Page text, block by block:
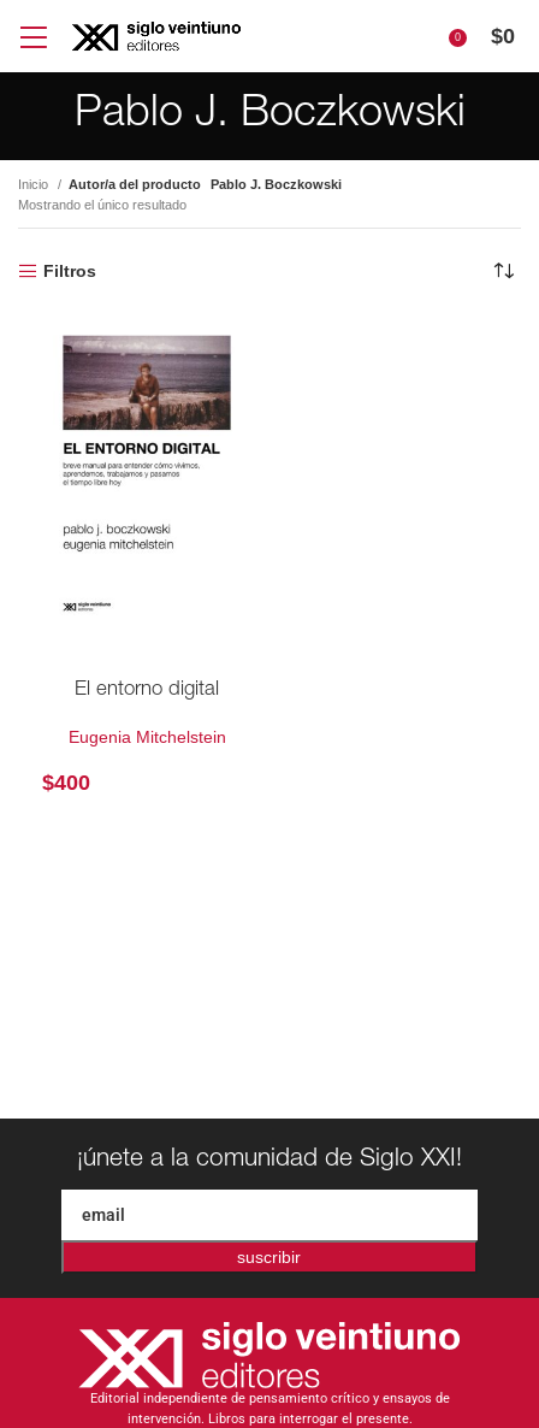
0 $0
Pablo J. Boczkowski
Inicio Autor/a del producto
Pablo J. Boczkowski
Mostrando el único resultado
Filtros
El entorno digital
Eugenia Mitchelstein
$400
¡únete a la comunidad de Siglo XXI!
suscribir
Editorial independiente de pensamiento crítico y ensayos de
intervención. Libros para interrogar el presente.